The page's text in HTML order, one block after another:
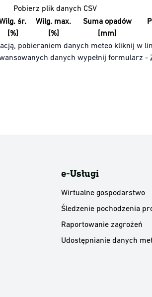
Pobierz plik danych CSV
śr.
[%]
Wilg. max.
[%]
Suma opadów
[mm]
pobieraniem danych meteo kliknij w
danych wypełnij formularz -
e-Usługi
Wirtualne gospodarstwo
Śledzenie pochodzenia
Raportowanie zagrożeń
Udostępnianie danych